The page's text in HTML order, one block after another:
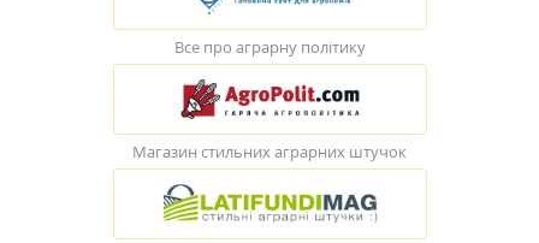
Все про аграрну політику
Магазин стильних аграрних штучок